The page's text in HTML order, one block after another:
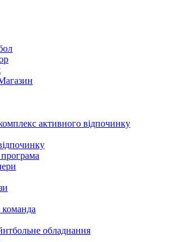
активного відпочинку
обладнання